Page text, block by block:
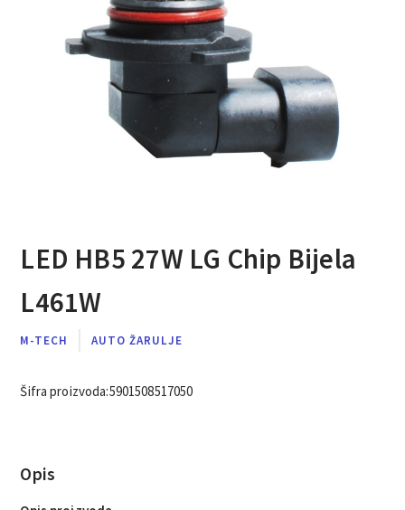
LED HB5 27W LG Chip Bijela
L461W
M-TECH AUTO ŽARULJE
Šifra proizvoda:5901508517050
Opis